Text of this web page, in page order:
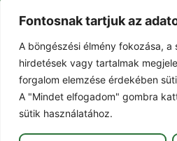
Fontosnak tartjuk az
A böngészési élmény fokozása,
hirdetések vagy tartalmak
forgalom elemzése érdekében
A "Mindet elfogadom" gombra
sütik használatához.
Blog
Árak